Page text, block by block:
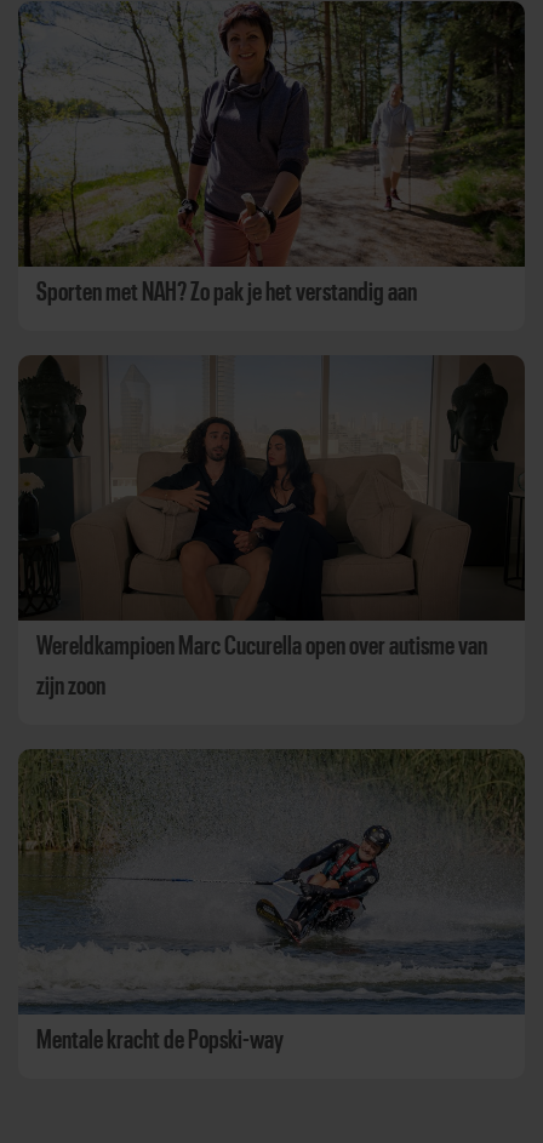
Sporten met NAH? Zo pak je het verstandig aan
Wereldkampioen Marc Cucurella open over autisme van
zijn zoon
Mentale kracht de Popski-way